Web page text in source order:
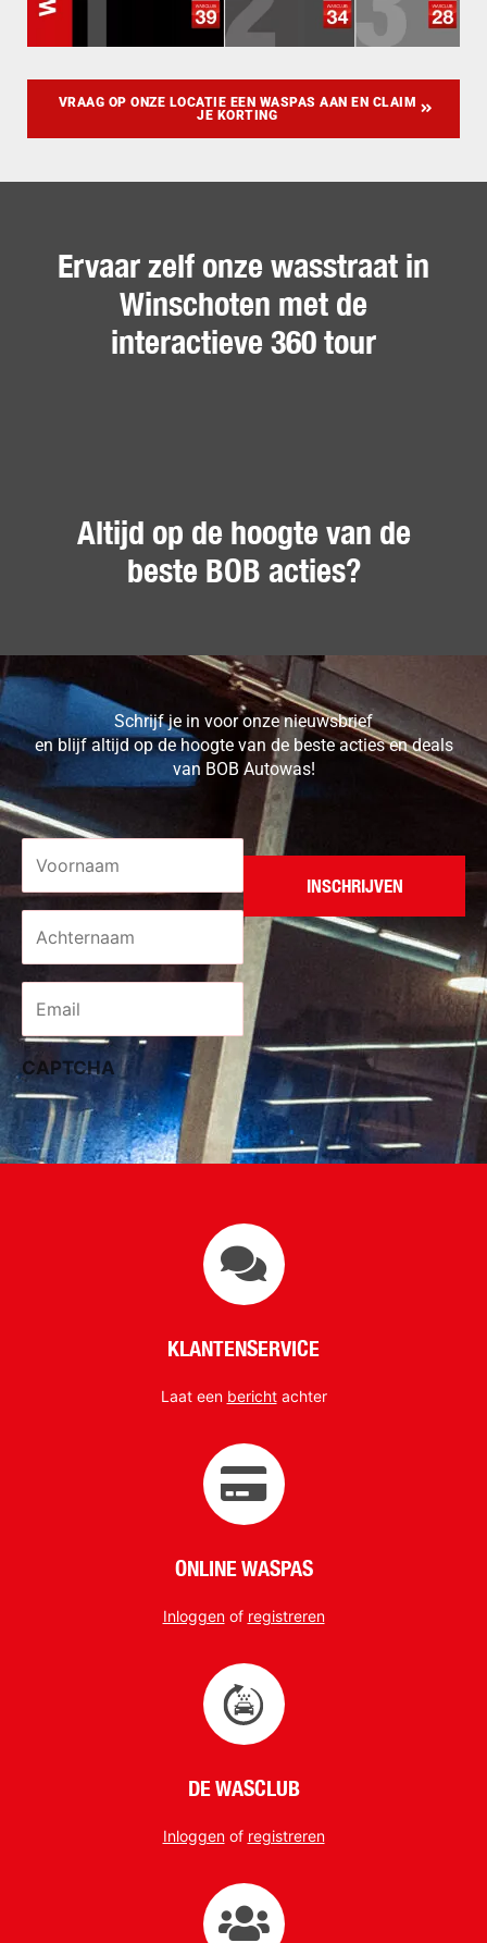
VRAAG OP ONZE LOCATIE EEN WASPAS AAN EN CLAIM
JE KORTING
Ervaar zelf onze wasstraat in
Winschoten met de
interactieve 360 tour
Altijd op de hoogte van de
beste BOB acties?
Schrijf je in voor onze nieuwsbrief
en blijf altijd op de hoogte van de beste acties en deals
van BOB Autowas!
CAPTCHA
KLANTENSERVICE
Laat een berichtachter
ONLINE WASPAS
Inloggenof registreren
DE WASCLUB
Inloggenof registreren